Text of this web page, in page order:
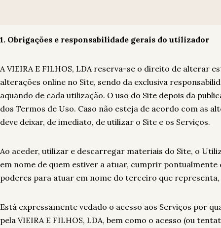
1. Obrigações e responsabilidade gerais do utilizador
A VIEIRA E FILHOS, LDA reserva-se o direito de alterar
alterações online no Site, sendo da exclusiva
aquando de cada utilização. O uso do Site depois da
dos Termos de Uso. Caso não esteja de acordo com as
deve deixar, de imediato, de utilizar o Site e os Serviços.
Ao aceder, utilizar e descarregar materiais do Site, o
em nome de quem estiver a atuar, cumprir
poderes para atuar em nome do terceiro que
Está expressamente vedado o acesso aos Serviços por
pela VIEIRA E FILHOS, LDA, bem como o acesso (ou